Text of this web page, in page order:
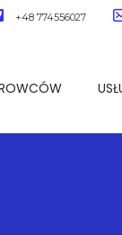
+48 774556027